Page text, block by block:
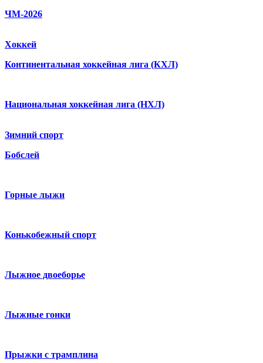
ЧМ-2026
Хоккей
Континентальная хоккейная лига (КХЛ)
Национальная хоккейная лига (НХЛ)
Зимний спорт
Бобслей
Горные лыжи
Конькобежный спорт
Лыжное двоеборье
Лыжные гонки
Прыжки с трамплина